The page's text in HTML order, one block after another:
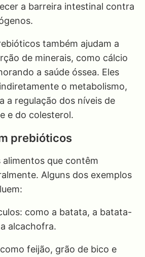
a barreira intestinal contra
também ajudam a
de minerais, como cálcio
a saúde óssea. Eles
o metabolismo,
a regulação dos níveis de
e do colesterol.
prebióticos
alimentos que contêm
Alguns dos exemplos
como a batata, a batata-
alcachofra.
feijão, grão de bico e